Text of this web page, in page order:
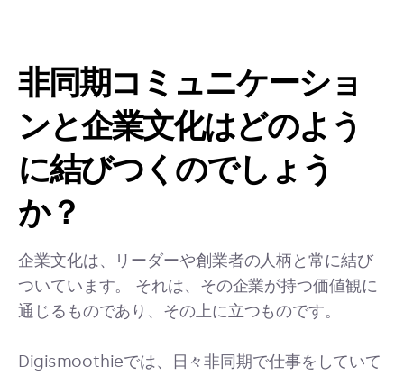
非同期コミュニケーショ
ンと企業文化はどのよう
に結びつくのでしょう
か？
企業文化は、リーダーや創業者の人柄と常に結び
ついています。 それは、その企業が持つ価値観に
通じるものであり、その上に立つものです。
Digismoothieでは、日々非同期で仕事をしていて